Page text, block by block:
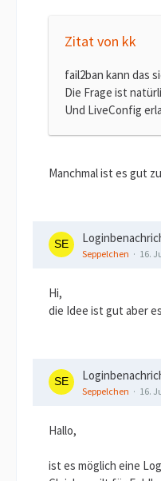
Zitat von kk
fail2ban kann das
Die Frage ist
Und LiveConfig
Manchmal ist es gut
Seppelchen 16.
Hi,
die Idee ist gut aber
Seppelchen 16.
Hallo,
ist es möglich eine